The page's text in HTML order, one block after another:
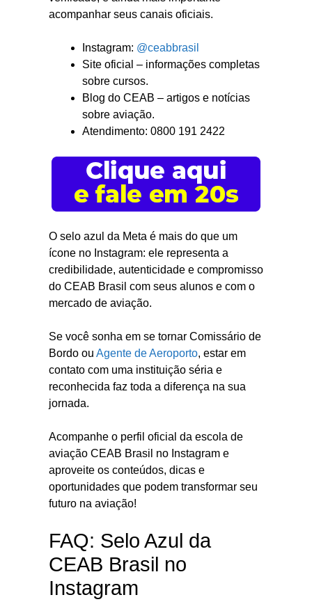
acompanhar seus canais oficiais.
Instagram: @ceabbrasil
Site oficial – informações completas
sobre cursos.
Blog do CEAB – artigos e notícias
sobre aviação.
Atendimento: 0800 191 2422
O selo azul da Meta é mais do que um
ícone no Instagram: ele representa a
credibilidade, autenticidade e compromisso
do CEAB Brasil com seus alunos e com o
mercado de aviação.
Se você sonha em se tornar Comissário de
Bordo ou Agente de Aeroporto, estar em
contato com uma instituição séria e
reconhecida faz toda a diferença na sua
jornada.
Acompanhe o perfil oficial da escola de
aviação CEAB Brasil no Instagram e
aproveite os conteúdos, dicas e
oportunidades que podem transformar seu
futuro na aviação!
FAQ: Selo Azul da
CEAB Brasil no
Instagram